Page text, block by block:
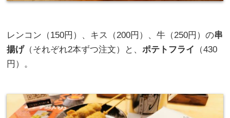
レンコン（150円）、キス（200円）、牛（250円）の串
揚げ（それぞれ2本ずつ注文）と、ポテトフライ
（430
円）。